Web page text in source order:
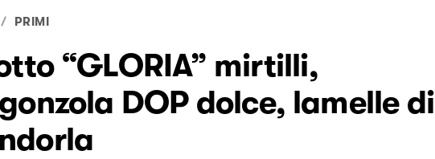
/ PRIMI
“GLORIA” mirtilli,
DOP dolce, lamelle di